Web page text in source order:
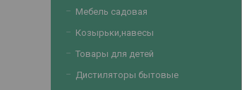
Мебель садовая
Козырьки,навесы
Товары для детей
Дистиляторы бытовые